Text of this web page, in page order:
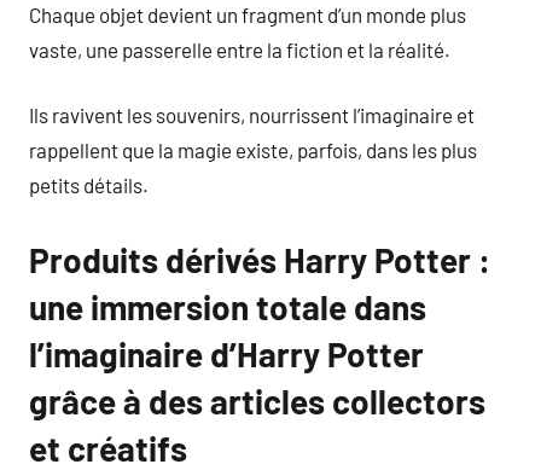
Chaque objet devient un fragment d’un monde plus
vaste, une passerelle entre la fiction et la réalité.
Ils ravivent les souvenirs, nourrissent l’imaginaire et
rappellent que la magie existe, parfois, dans les plus
petits détails.
Produits dérivés Harry Potter :
une immersion totale dans
l’imaginaire d’Harry Potter
grâce à des articles collectors
et créatifs